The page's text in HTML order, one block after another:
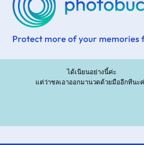
ได้เนียนอย่างนี้ค่ะ
ต่ว่าชลเอาออกมานวดด้วยมืออีกทีนะ